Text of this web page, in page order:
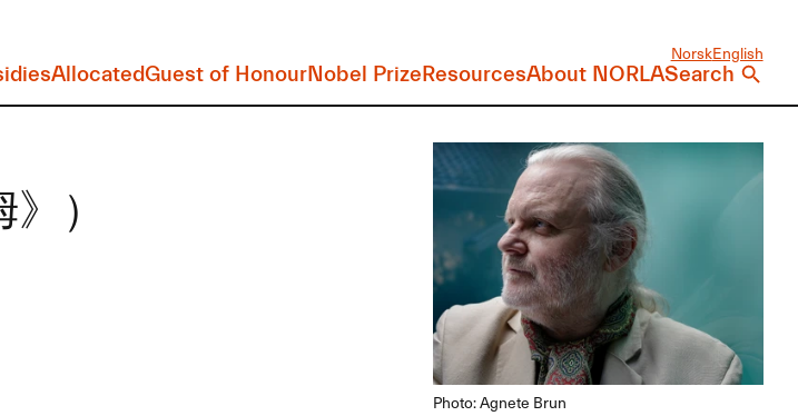
NorskEnglish
AllocatedGuest of HonourNobel PrizeResourcesAbout NORLASearch
）
Photo: Agnete Brun